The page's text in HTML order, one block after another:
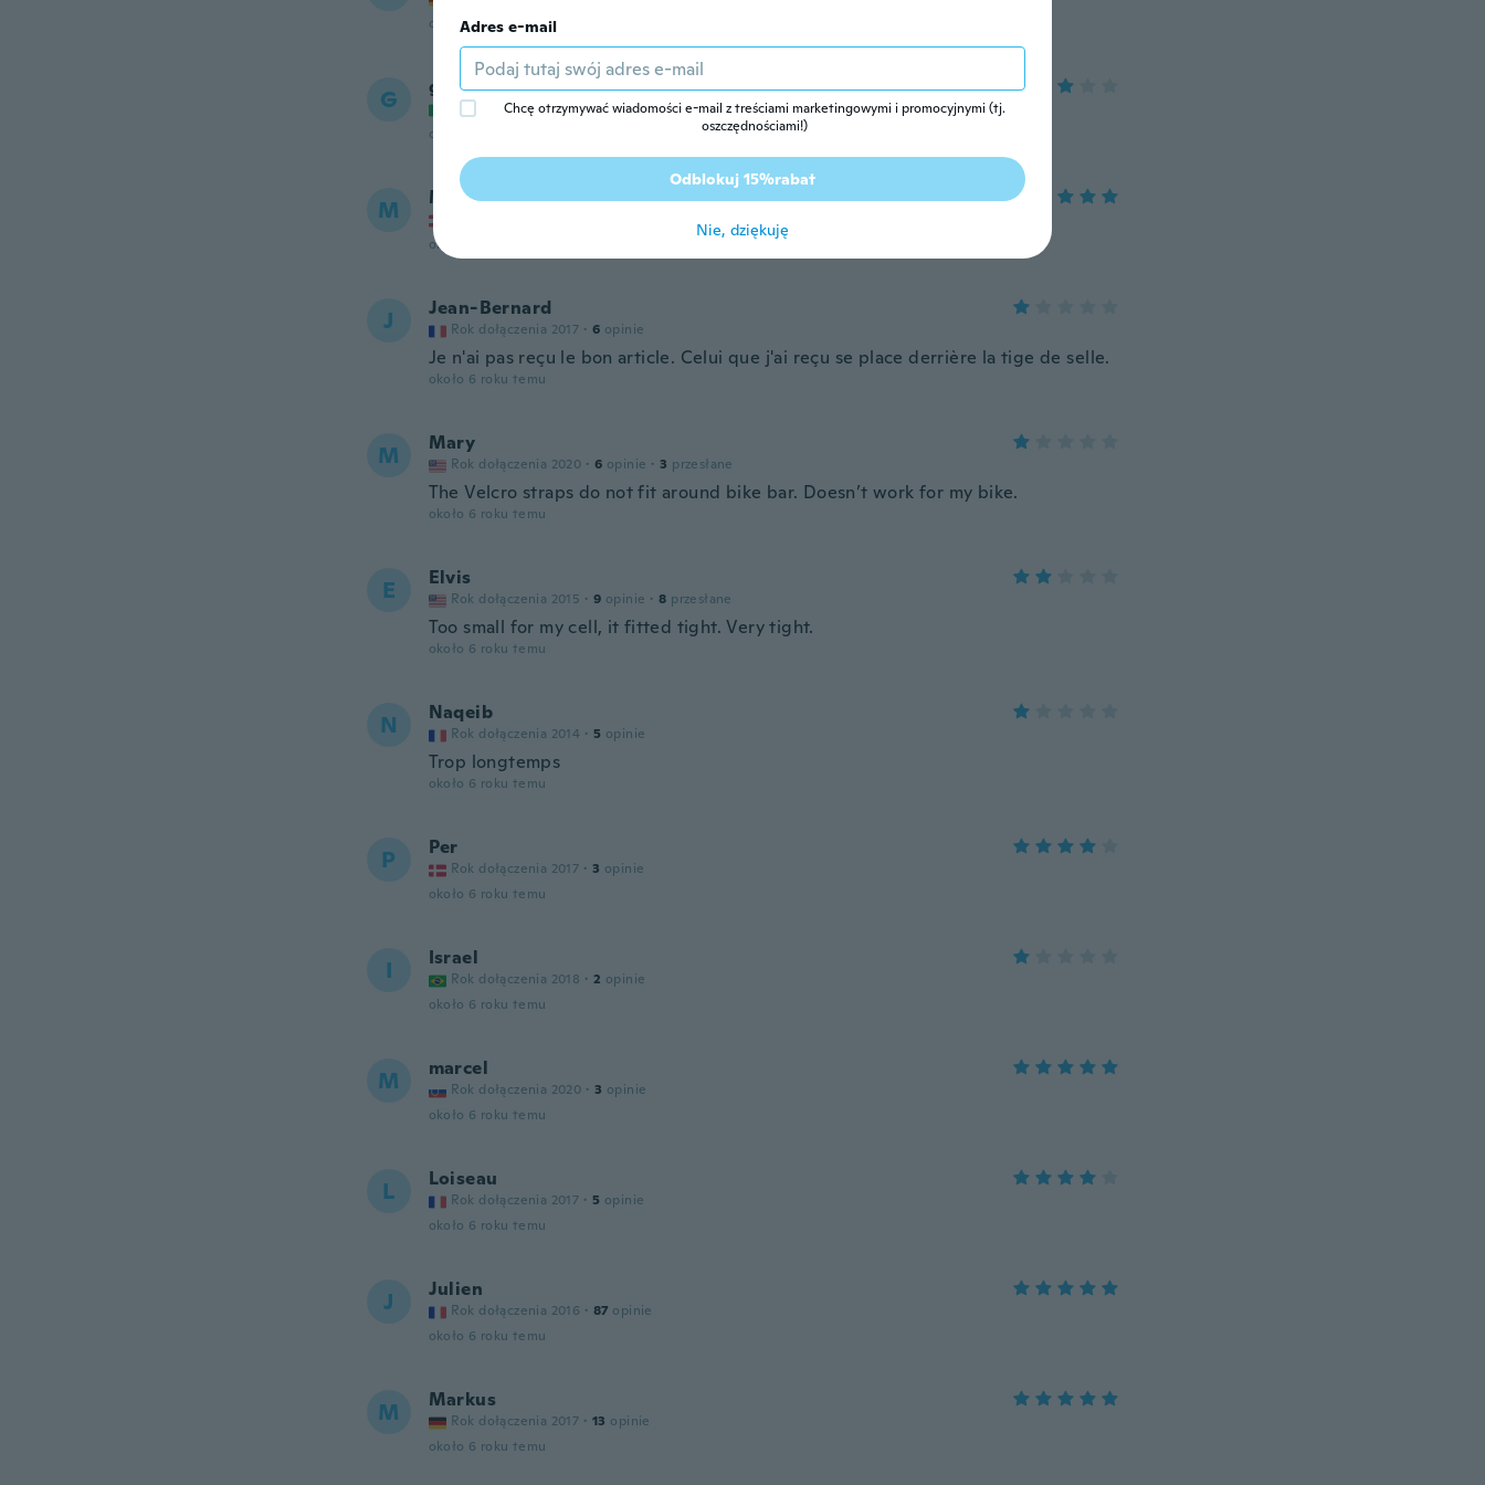
około 5 roku temu
G giovanni
Rok dołączenia 2020 · 22 opinie
około 6 roku temu
M Marco
około 6 roku temu
J Jean-Bernard
Rok dołączenia 2017 · 6 opinie
Je n'ai pas reçu le bon article. Celui que j'ai reçu se place derrière la tige de selle.
około 6 roku temu
M Mary
Rok dołączenia 2020 · 6 opinie · 3 przesłane
The Velcro straps do not fit around bike bar. Doesn’t work for my bike.
około 6 roku temu
E Elvis
Rok dołączenia 2015 · 9 opinie · 8 przesłane
Too small for my cell, it fitted tight. Very tight.
około 6 roku temu
N Naqeib
Rok dołączenia 2014 · 5 opinie
Trop longtemps
około 6 roku temu
P Per
Rok dołączenia 2017 · 3 opinie
około 6 roku temu
I Israel
Rok dołączenia 2018 · 2 opinie
około 6 roku temu
M marcel
Rok dołączenia 2020 · 3 opinie
około 6 roku temu
L Loiseau
Rok dołączenia 2017 · 5 opinie
około 6 roku temu
J Julien
Rok dołączenia 2016 · 87 opinie
około 6 roku temu
M Markus
Rok dołączenia 2017 · 13 opinie
około 6 roku temu
Adres e-mail
Chcę otrzymywać wiadomości e-mail z treściami marketingowymi i promocyjnymi (tj.
oszczędnościami!)
Odblokuj 15%rabat
Nie, dziękuję